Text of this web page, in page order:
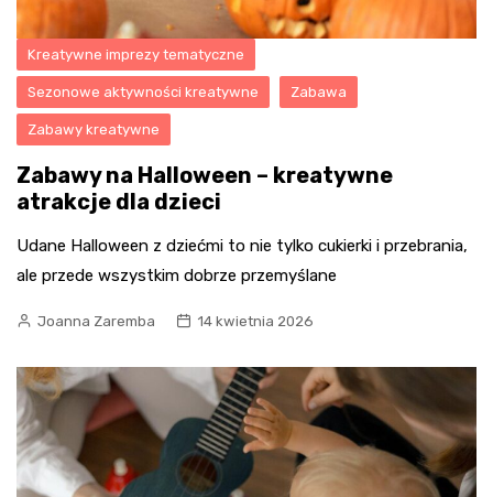
Kreatywne imprezy tematyczne
Sezonowe aktywności kreatywne Zabawa
Zabawy kreatywne
Zabawy na Halloween – kreatywne
atrakcje dla dzieci
Udane Halloween z dziećmi to nie tylko cukierki i przebrania,
ale przede wszystkim dobrze przemyślane
Joanna Zaremba 14 kwietnia 2026